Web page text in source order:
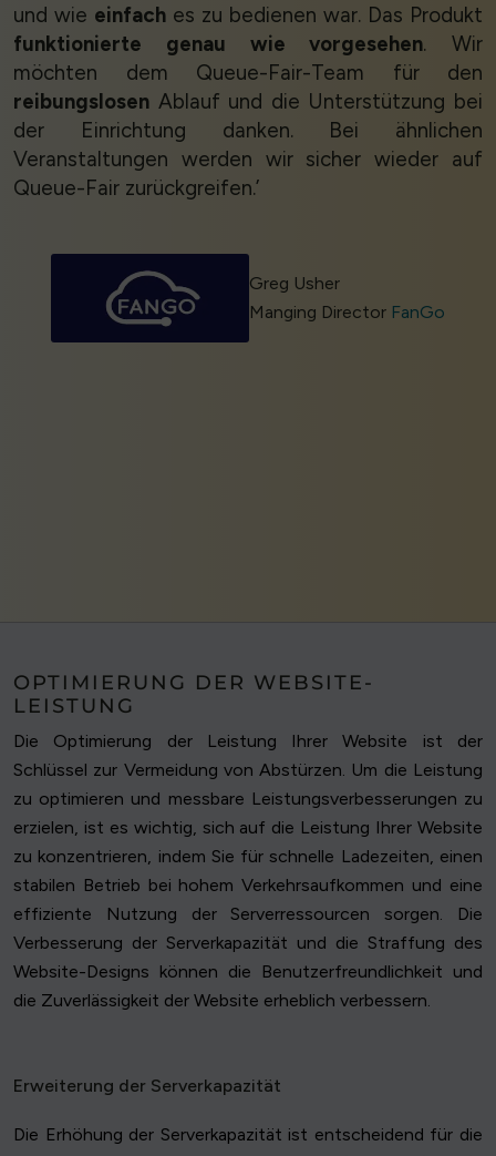
und wie einfach es zu bedienen war. Das Produkt
funktionierte genau wie vorgesehen. Wir
möchten dem Queue-Fair-Team für den
reibungslosen Ablauf und die Unterstützung bei
der Einrichtung danken. Bei ähnlichen
Veranstaltungen werden wir sicher wieder auf
Queue-Fair zurückgreifen.’
Greg Usher
Manging Director FanGo
OPTIMIERUNG DER WEBSITE-
LEISTUNG
Die Optimierung der Leistung Ihrer Website ist der
Schlüssel zur Vermeidung von Abstürzen. Um die Leistung
zu optimieren und messbare Leistungsverbesserungen zu
erzielen, ist es wichtig, sich auf die Leistung Ihrer Website
zu konzentrieren, indem Sie für schnelle Ladezeiten, einen
stabilen Betrieb bei hohem Verkehrsaufkommen und eine
effiziente Nutzung der Serverressourcen sorgen. Die
Verbesserung der Serverkapazität und die Straffung des
Website-Designs können die Benutzerfreundlichkeit und
die Zuverlässigkeit der Website erheblich verbessern.
Erweiterung der Serverkapazität
Die Erhöhung der Serverkapazität ist entscheidend für die